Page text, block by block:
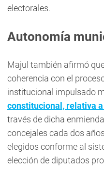
electorales.
Autonomía
Majul también afirmó
coherencia con el
institucional impulsado
constitucional, relativa
través de dicha
concejales cada dos
elegidos conforme al
elección de diputados